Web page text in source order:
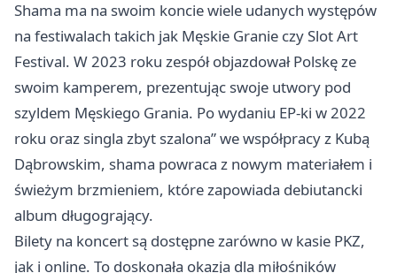
Shama ma na swoim koncie wiele udanych występów
na festiwalach takich jak Męskie Granie czy Slot Art
Festival. W 2023 roku zespół objazdował Polskę ze
swoim kamperem, prezentując swoje utwory pod
szyldem Męskiego Grania. Po wydaniu EP-ki w 2022
roku oraz singla zbyt szalona” we współpracy z Kubą
Dąbrowskim, shama powraca z nowym materiałem i
świeżym brzmieniem, które zapowiada debiutancki
album długogrający.
Bilety na koncert są dostępne zarówno w kasie PKZ,
jak i online. To doskonała okazja dla miłośników